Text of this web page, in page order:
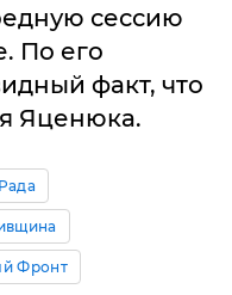
сессию
По его
факт, что
Яценюка.
Фронт